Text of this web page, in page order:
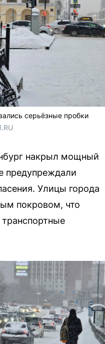
серьёзные пробки
накрыл мощный
предупреждали
Улицы города
покровом, что